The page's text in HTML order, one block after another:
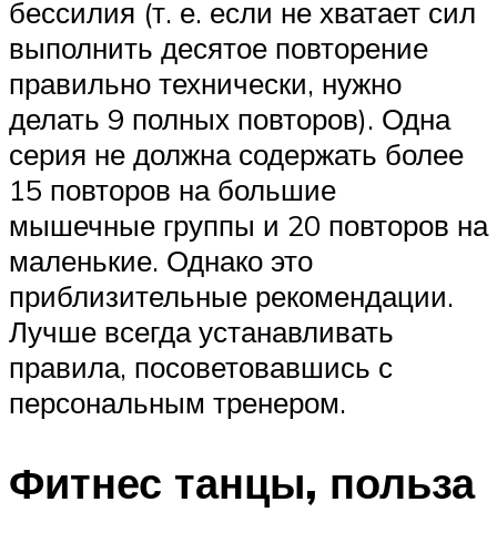
бессилия (т. е. если не хватает сил
выполнить десятое повторение
правильно технически, нужно
делать 9 полных повторов). Одна
серия не должна содержать более
15 повторов на большие
мышечные группы и 20 повторов на
маленькие. Однако это
приблизительные рекомендации.
Лучше всегда устанавливать
правила, посоветовавшись с
персональным тренером.
Фитнес танцы, польза